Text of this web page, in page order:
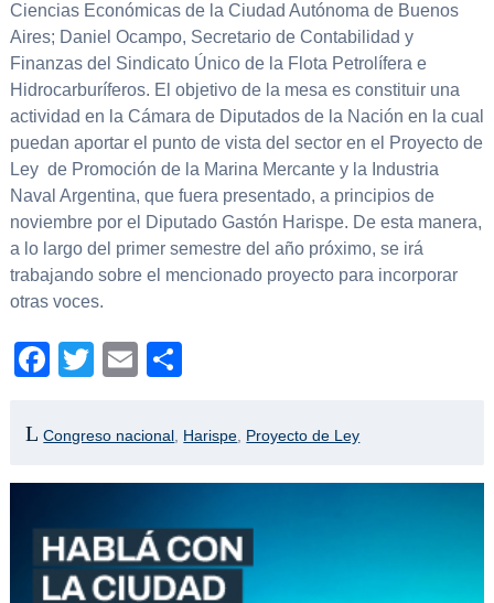
Ciencias Económicas de la Ciudad Autónoma de Buenos
Aires; Daniel Ocampo, Secretario de Contabilidad y
Finanzas del Sindicato Único de la Flota Petrolífera e
Hidrocarburíferos. El objetivo de la mesa es constituir una
actividad en la Cámara de Diputados de la Nación en la cual
puedan aportar el punto de vista del sector en el Proyecto de
Ley de Promoción de la Marina Mercante y la Industria
Naval Argentina, que fuera presentado, a principios de
noviembre por el Diputado Gastón Harispe. De esta manera,
a lo largo del primer semestre del año próximo, se irá
trabajando sobre el mencionado proyecto para incorporar
otras voces.
Facebook
TwitterEmail
Congreso nacional Harispe Proyecto de Ley